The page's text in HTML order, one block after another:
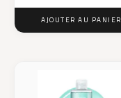
AJOUTER AU PANIER